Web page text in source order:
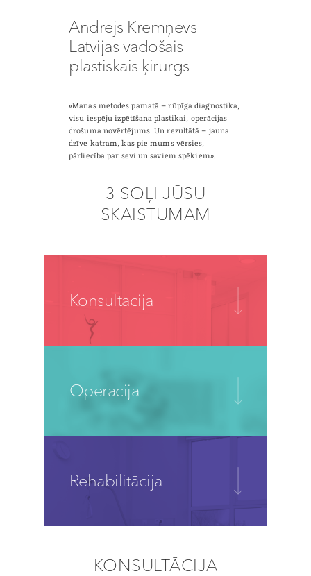
Andrejs Kremņevs —
Latvijas vadošais
plastiskais ķirurgs
«Manas metodes pamatā – rūpīga diagnostika,
visu iespēju izpētīšana plastikai, operācijas
drošuma novērtējums. Un rezultātā – jauna
dzīve katram, kas pie mums vērsies,
pārliecība par sevi un saviem spēkiem».
3 SOĻI JŪSU
SKAISTUMAM
Konsultācija
Operacija
Rehabilitācija
KONSULTĀCIJA